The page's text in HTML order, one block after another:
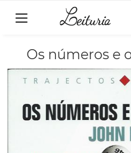
Os números e